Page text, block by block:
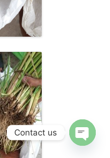
Contact us